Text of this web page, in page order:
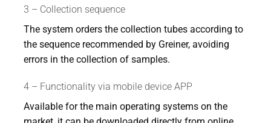
3 – Collection sequence
The system orders the collection tubes according to
the sequence recommended by Greiner, avoiding
errors in the collection of samples.
4 – Functionality via mobile device APP
Available for the main operating systems on the